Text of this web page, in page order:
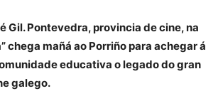
Gil. Pontevedra, provincia de cine, na
chega mañá ao Porriño para achegar á
educativa o legado do gran
galego.